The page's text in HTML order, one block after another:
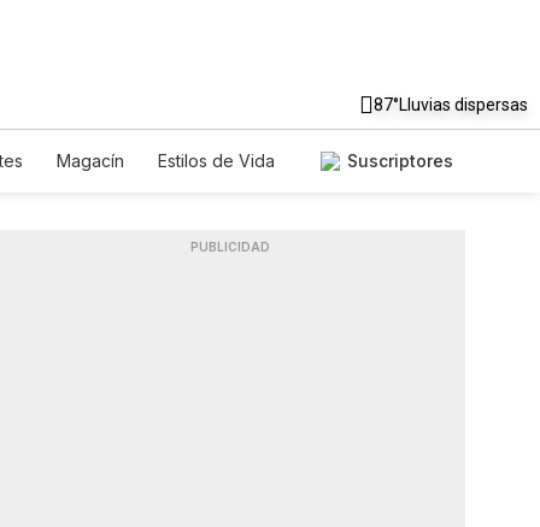
87°Lluvias dispersas
Magacín
Estilos de Vida
Suscriptores
PUBLICIDAD